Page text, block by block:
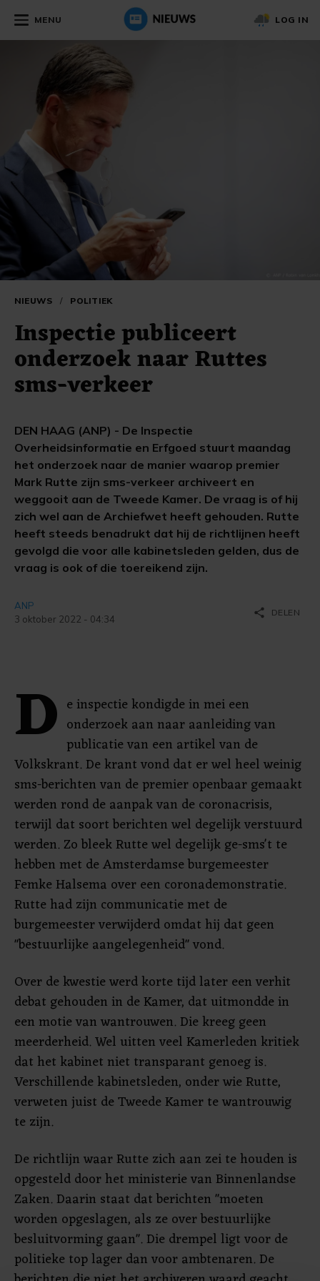
MENU LOG IN
NIEUWS / POLITIEK
Inspectie publiceert
onderzoek naar Ruttes
sms-verkeer
DEN HAAG (ANP) - De Inspectie
Overheidsinformatie en Erfgoed stuurt maandag
het onderzoek naar de manier waarop premier
Mark Rutte zijn sms-verkeer archiveert en
weggooit aan de Tweede Kamer. De vraag is of hij
zich wel aan de Archiefwet heeft gehouden. Rutte
heeft steeds benadrukt dat hij de richtlijnen heeft
gevolgd die voor alle kabinetsleden gelden, dus de
vraag is ook of die toereikend zijn.
ANP
3 oktober 2022 - 04:34
share DELEN
D e inspectie kondigde in mei een
onderzoek aan naar aanleiding van
publicatie van een artikel van de
Volkskrant. De krant vond dat er wel heel weinig
sms-berichten van de premier openbaar gemaakt
werden rond de aanpak van de coronacrisis,
terwijl dat soort berichten wel degelijk verstuurd
werden. Zo bleek Rutte wel degelijk ge-sms't te
hebben met de Amsterdamse burgemeester
Femke Halsema over een coronademonstratie.
Rutte had zijn communicatie met de
burgemeester verwijderd omdat hij dat geen
"bestuurlijke aangelegenheid" vond.
Over de kwestie werd korte tijd later een verhit
debat gehouden in de Kamer, dat uitmondde in
een motie van wantrouwen. Die kreeg geen
meerderheid. Wel uitten veel Kamerleden kritiek
dat het kabinet niet transparant genoeg is.
Verschillende kabinetsleden, onder wie Rutte,
verweten juist de Tweede Kamer te wantrouwig
te zijn.
De richtlijn waar Rutte zich aan zei te houden is
opgesteld door het ministerie van Binnenlandse
Zaken. Daarin staat dat berichten "moeten
worden opgeslagen, als ze over bestuurlijke
besluitvorming gaan". Die drempel ligt voor de
politieke top lager dan voor ambtenaren. De